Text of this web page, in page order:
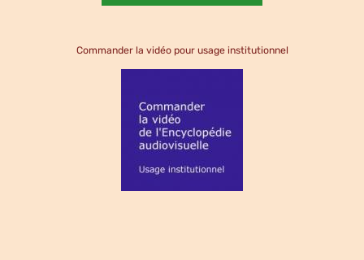
Commander la vidéo pour usage institutionnel